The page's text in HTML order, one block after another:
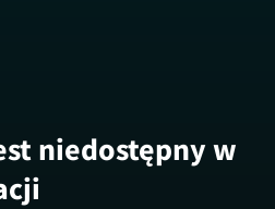
niedostępny w